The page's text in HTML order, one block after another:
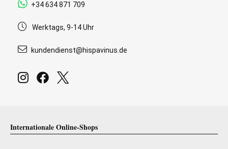
+34 634 871 709
Werktags, 9-14 Uhr
kundendienst@hispavinus.de
Internationale Online-Shops